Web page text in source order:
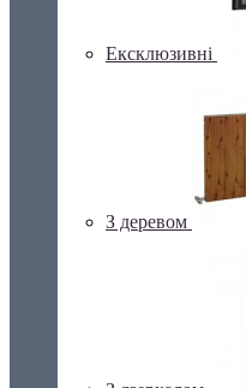
Ексклюзивні
З деревом